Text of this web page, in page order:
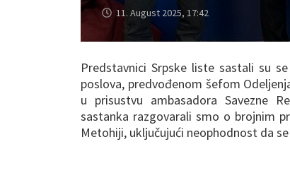
11. August 2025, 17:42
Predstavnici Srpske liste sastali su
poslova, predvođenom šefom
u prisustvu ambasadora Savezne
sastanka razgovarali smo o brojnim
Metohiji, uključujući neophodnost da